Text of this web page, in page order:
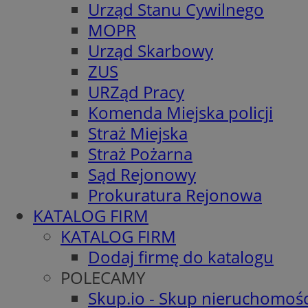
Urząd Stanu Cywilnego
MOPR
Urząd Skarbowy
ZUS
URZąd Pracy
Komenda Miejska policji
Straż Miejska
Straż Pożarna
Sąd Rejonowy
Prokuratura Rejonowa
KATALOG FIRM
KATALOG FIRM
Dodaj firmę do katalogu
POLECAMY
Skup.io - Skup